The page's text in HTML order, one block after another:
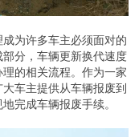
为许多车主必须面对的
分，车辆更新换代速度
的相关流程。作为一家
车主提供从车辆报废到
完成车辆报废手续。